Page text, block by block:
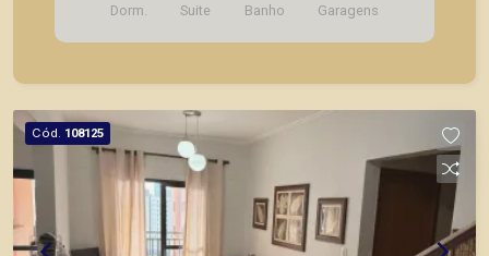
Dorm. Suite Banho Garagens
Cód. 108125